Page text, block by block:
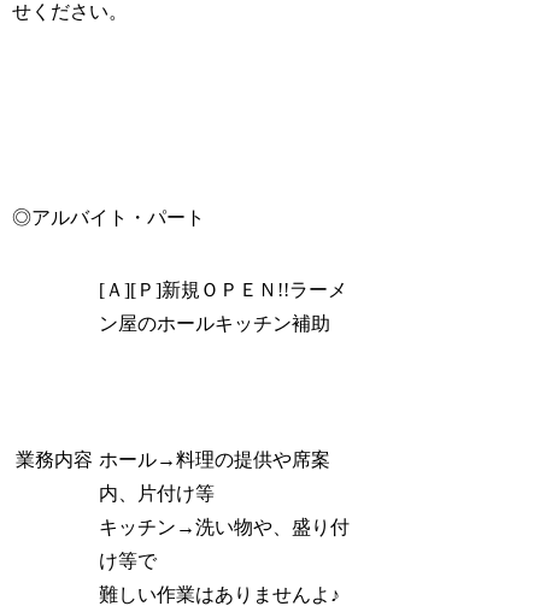
せください。
◎アルバイト・パート
業務内容
[Ａ][Ｐ]新規ＯＰＥＮ!!ラーメ
ン屋のホールキッチン補助
ホール→料理の提供や席案
内、片付け等
キッチン→洗い物や、盛り付
け等で
難しい作業はありませんよ♪